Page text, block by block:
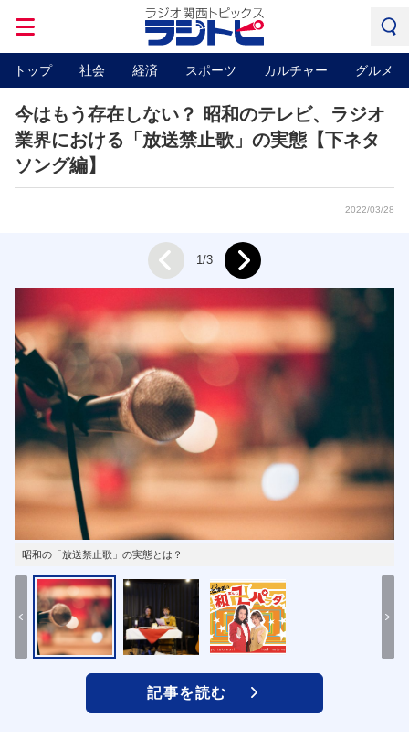
トップ 社会 経済 スポーツ カルチャー グルメ
今はもう存在しない？ 昭和のテレビ、ラジオ
業界における「放送禁止歌」の実態【下ネタ
ソング編】
2022/03/28
昭和の「放送禁止歌」の実態とは？
Prev 1/3 Next
記事を読む